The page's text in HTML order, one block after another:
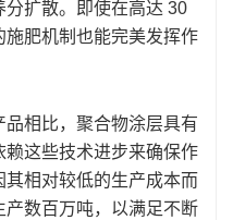
分扩散。即使在高达 30
肥机制也能完美发挥作
相比，聚合物涂层具有
赖这些技术进步来确保作
相对较低的生产成本而
数百万吨，以满足不断